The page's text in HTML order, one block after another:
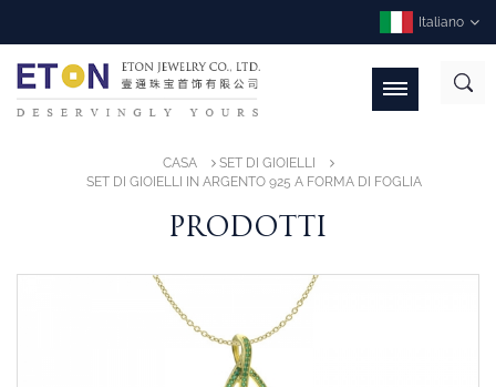
Italiano
CASA
SET DI GIOIELLI
SET DI GIOIELLI IN ARGENTO 925 A FORMA DI FOGLIA
PRODOTTI